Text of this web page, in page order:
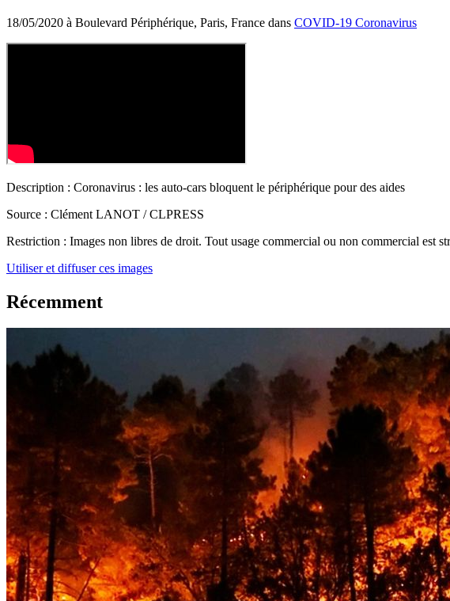
18/05/2020 à Boulevard Périphérique, Paris, France dans COVID-19 Coronavirus
Description : Coronavirus : les auto-cars bloquent le périphérique pour des aides
Source : Clément LANOT / CLPRESS
Restriction : Images non libres de droit. Tout usage commercial ou non commercial est
Utiliser et diffuser ces images
Récemment